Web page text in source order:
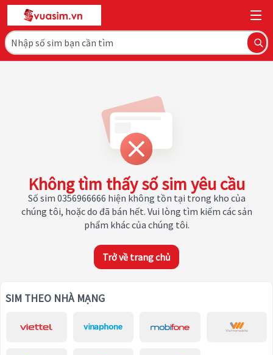
Không tìm thấy số sim yêu cầu
Số sim 0356966666 hiện không tồn tại trong kho của
chúng tôi, hoặc do đã bán hết. Vui lòng tìm kiếm các sản
phẩm khác của chúng tôi.
Trở về trang chủ
SIM THEO NHÀ MẠNG